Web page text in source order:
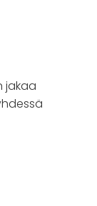
jakaa